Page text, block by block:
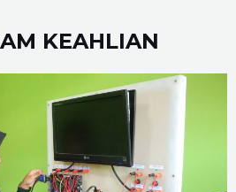
KEAHLIAN